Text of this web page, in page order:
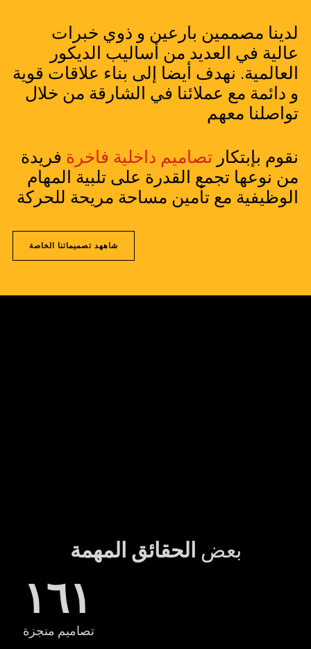
لدينا مصممين بارعين و ذوي خبرات
عالية في العديد من أساليب الديكور
العالمية. نهدف أيضا إلى بناء علاقات قوية
و دائمة مع عملائنا في الشارقة من خلال
تواصلنا معهم
نقوم بإبتكار تصاميم داخلية فاخرة فريدة
من نوعها تجمع القدرة على تلبية المهام
الوظيفية مع تأمين مساحة مريحة للحركة
شاههد تصميماتنا الخاصة
بعض الحقائق المهمة
١٦١
تصاميم منجزة